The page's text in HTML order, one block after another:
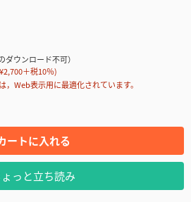
ダウンロード不可）
＋税10％)
，Web表示用に最適化されています。
ートに入れる
っと立ち読み